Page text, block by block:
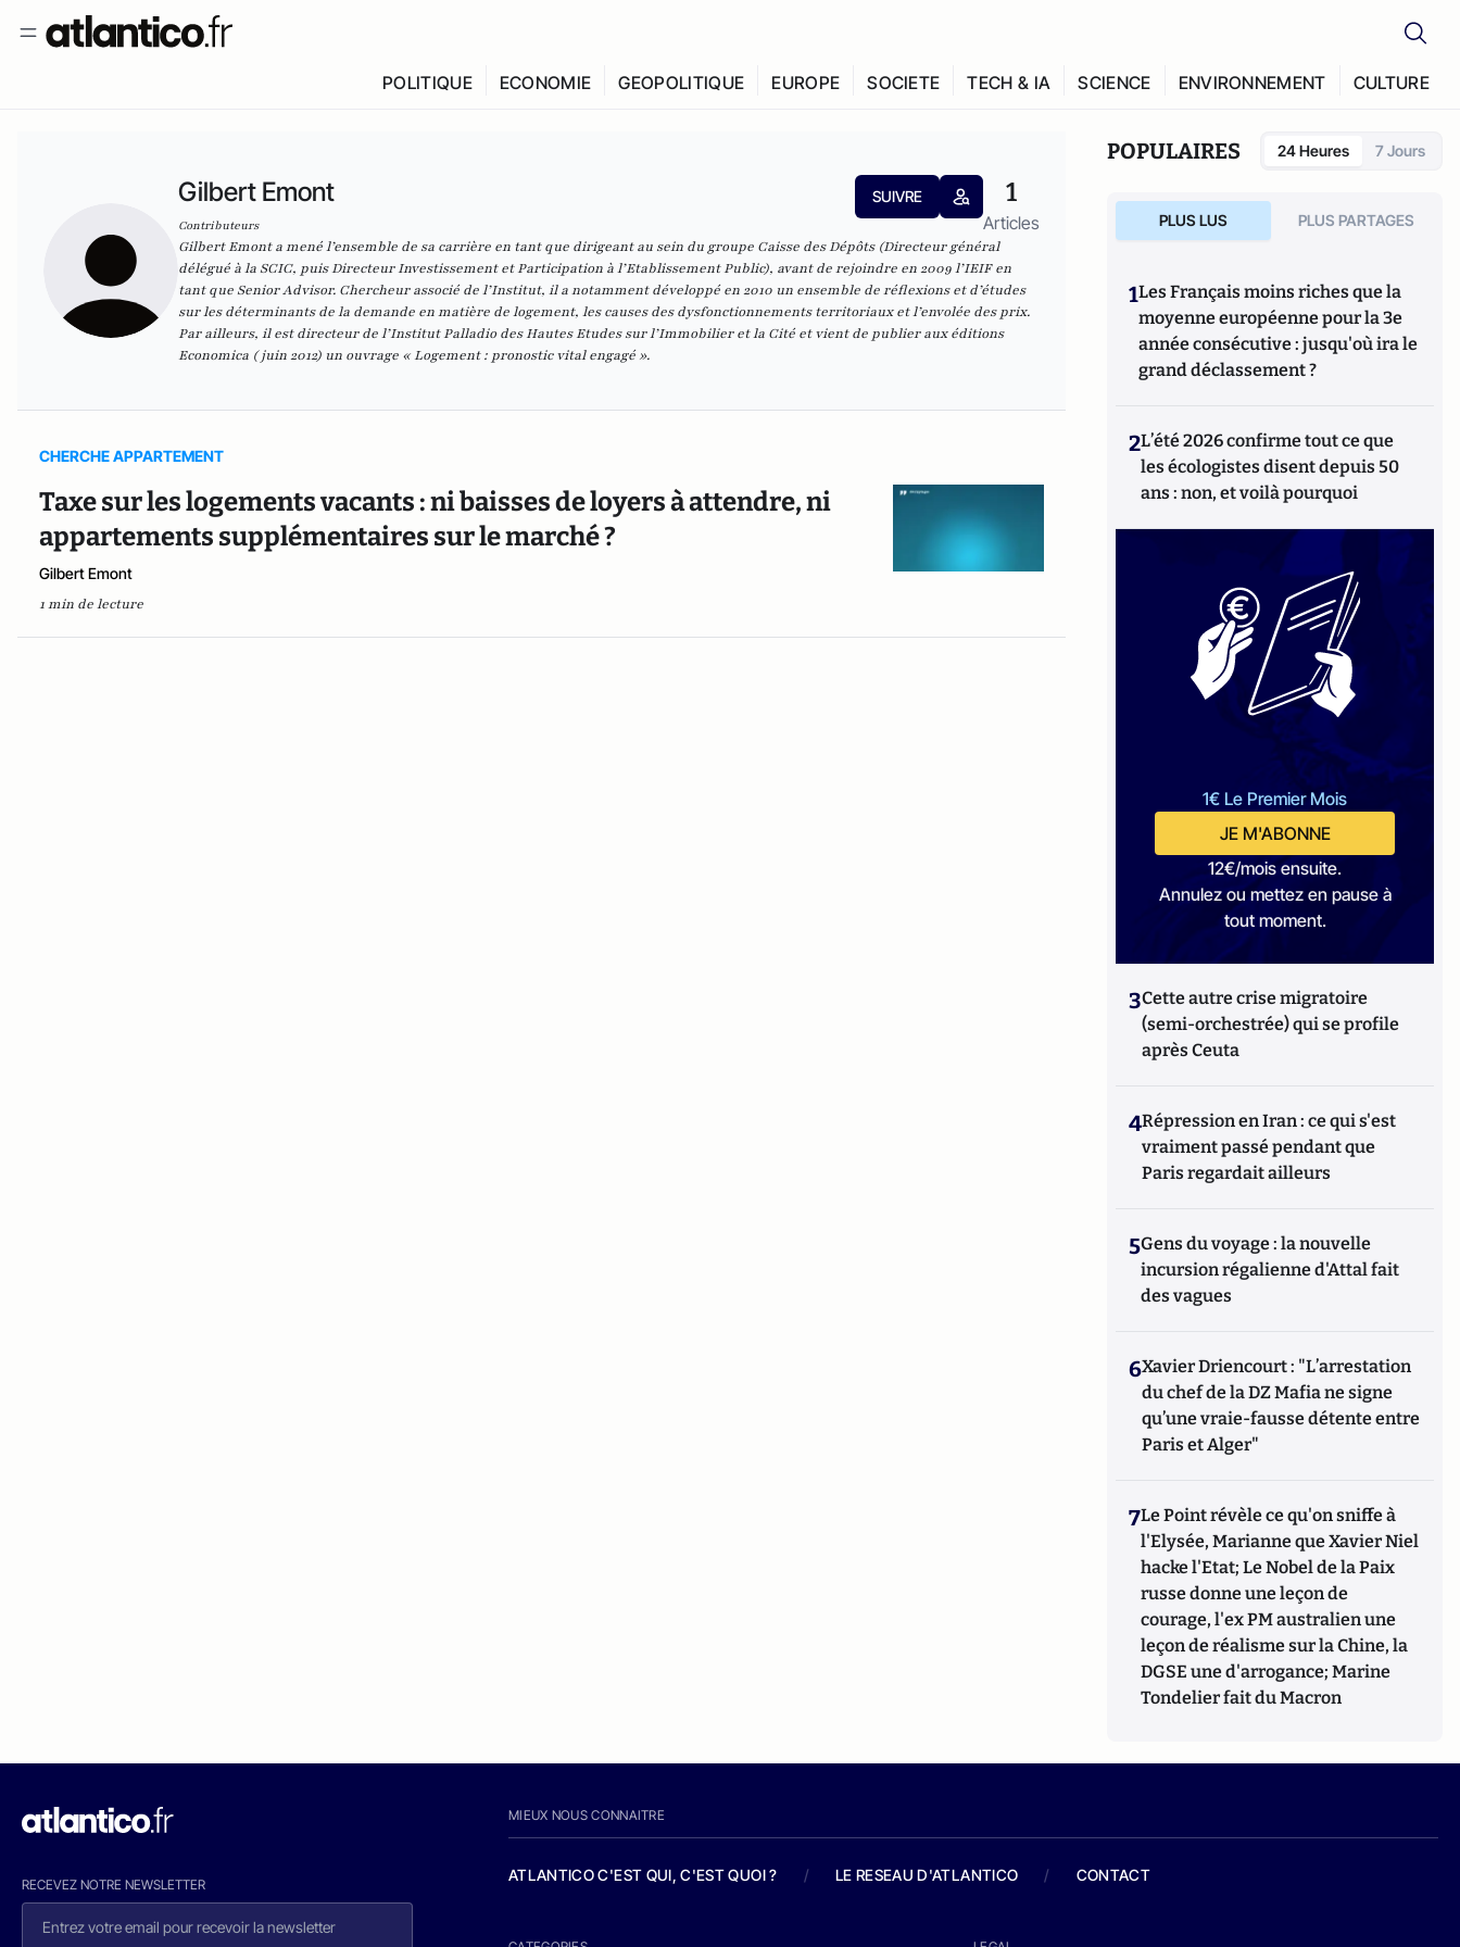
POLITIQUE ECONOMIE GEOPOLITIQUE EUROPE SOCIETE TECH & IA SCIENCE ENVIRONNEMENT CULTURE
Gilbert Emont
Contributeurs
SUIVRE 1
Articles
Gilbert Emont a mené l’ensemble de sa carrière en tant que dirigeant au sein du groupe Caisse des Dépôts (Directeur général
délégué à la SCIC, puis Directeur Investissement et Participation à l’Etablissement Public), avant de rejoindre en 2009 l’IEIF en
tant que Senior Advisor. Chercheur associé de l’Institut, il a notamment développé en 2010 un ensemble de réflexions et d’études
sur les déterminants de la demande en matière de logement, les causes des dysfonctionnements territoriaux et l’envolée des prix.
Par ailleurs, il est directeur de l’Institut Palladio des Hautes Etudes sur l’Immobilier et la Cité et vient de publier aux éditions
Economica ( juin 2012) un ouvrage « Logement : pronostic vital engagé ».
CHERCHE APPARTEMENT
Taxe sur les logements vacants : ni baisses de loyers à attendre, ni
appartements supplémentaires sur le marché ?
Gilbert Emont
1 min de lecture
POPULAIRES 24 Heures 7 Jours
PLUS LUS PLUS PARTAGES
1Les Français moins riches que la
moyenne européenne pour la 3e
année consécutive : jusqu'où ira le
grand déclassement ?
2L’été 2026 confirme tout ce que
les écologistes disent depuis 50
ans : non, et voilà pourquoi
1€ Le Premier Mois
JE M'ABONNE
12€/mois ensuite.
Annulez ou mettez en pause à
tout moment.
3Cette autre crise migratoire
(semi-orchestrée) qui se profile
après Ceuta
4Répression en Iran : ce qui s'est
vraiment passé pendant que
Paris regardait ailleurs
5Gens du voyage : la nouvelle
incursion régalienne d'Attal fait
des vagues
6Xavier Driencourt : "L’arrestation
du chef de la DZ Mafia ne signe
qu’une vraie-fausse détente entre
Paris et Alger"
7Le Point révèle ce qu'on sniffe à
l'Elysée, Marianne que Xavier Niel
hacke l'Etat; Le Nobel de la Paix
russe donne une leçon de
courage, l'ex PM australien une
leçon de réalisme sur la Chine, la
DGSE une d'arrogance; Marine
Tondelier fait du Macron
RECEVEZ NOTRE NEWSLETTER
MIEUX NOUS CONNAITRE
ATLANTICO C'EST QUI, C'EST QUOI ? / LE RESEAU D'ATLANTICO / CONTACT